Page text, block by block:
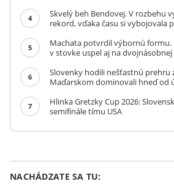
4
Skvelý beh Bendovej. V rozbehu
rekord, vďaka času si vybojovala
5
Machata potvrdil výbornú formu.
v stovke uspel aj na
6
Slovenky hodili nešťastnú prehru
Maďarskom dominovali hneď od
7
Hlinka Gretzky Cup 2026:
semifinále tímu USA
NACHÁDZATE SA TU: